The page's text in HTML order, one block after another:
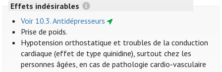
Effets indésirables
Voir 10.3. Antidépresseurs
Prise de poids.
Hypotension orthostatique et troubles de la conduction
cardiaque (effet de type quinidine), surtout chez les
personnes âgées, en cas de pathologie cardio-vasculaire